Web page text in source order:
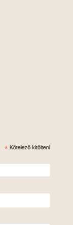
* Kötelező kitölteni